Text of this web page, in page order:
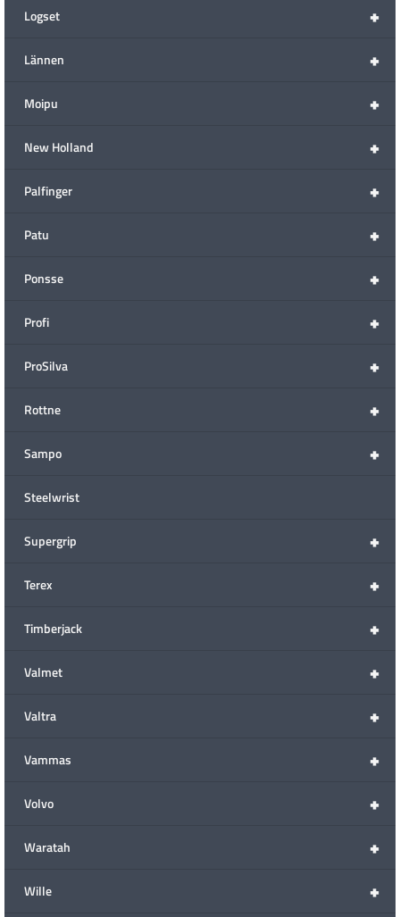
+
Logset
+
Lännen
+
Moipu
+
New Holland
+
Palfinger
+
Patu
+
Ponsse
+
Profi
+
ProSilva
+
Rottne
+
Sampo
Steelwrist
+
Supergrip
+
Terex
+
Timberjack
+
Valmet
+
Valtra
+
Vammas
+
Volvo
+
Waratah
+
Wille